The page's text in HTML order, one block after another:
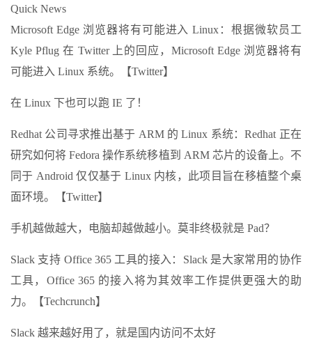
Quick News
Microsoft Edge 浏览器将有可能进入 Linux：根据微软员工
Kyle Pflug 在 Twitter 上的回应，Microsoft Edge 浏览器将有
可能进入 Linux 系统。【Twitter】
在 Linux 下也可以跑 IE 了！
Redhat 公司寻求推出基于 ARM 的 Linux 系统：Redhat 正在
研究如何将 Fedora 操作系统移植到 ARM 芯片的设备上。不
同于 Android 仅仅基于 Linux 内核，此项目旨在移植整个桌
面环境。【Twitter】
手机越做越大，电脑却越做越小。莫非终极就是 Pad？
Slack 支持 Office 365 工具的接入：Slack 是大家常用的协作
工具，Office 365 的接入将为其效率工作提供更强大的助
力。【Techcrunch】
Slack 越来越好用了，就是国内访问不太好